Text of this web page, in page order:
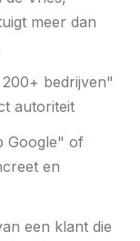
meer dan
bedrijven"
autoriteit
Google" of
en
een klant die